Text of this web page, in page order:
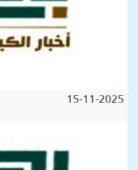
15-11-2025